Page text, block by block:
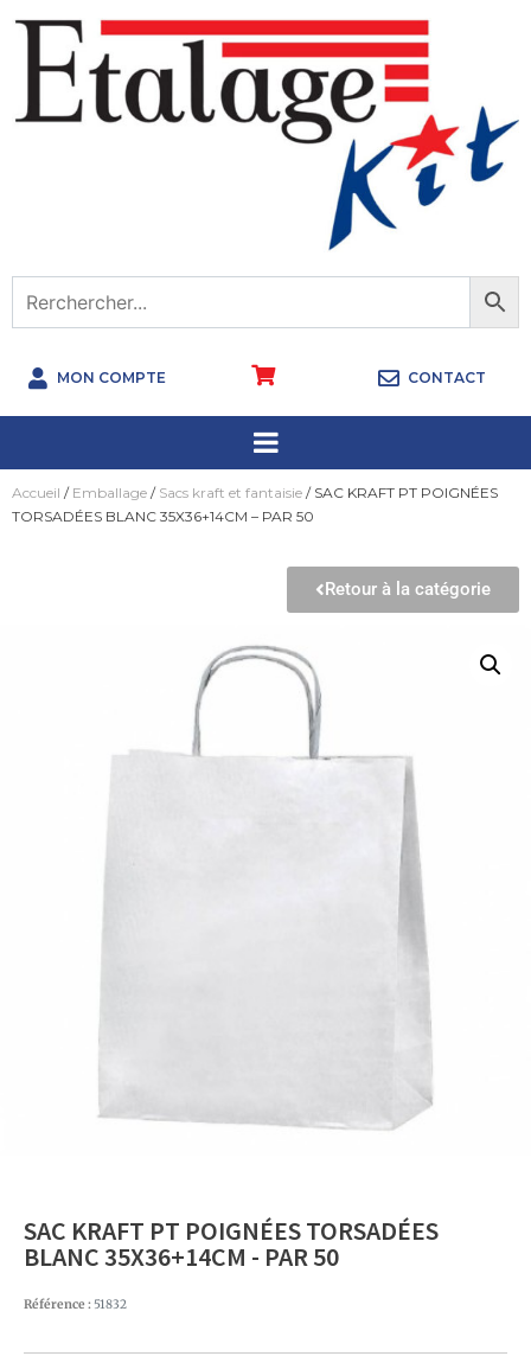
MON COMPTE CONTACT
Accueil / Emballage / Sacs kraft et fantaisie / SAC KRAFT PT POIGNÉES
TORSADÉES BLANC 35X36+14CM – PAR 50
Retour à la catégorie
SAC KRAFT PT POIGNÉES TORSADÉES
BLANC 35X36+14CM - PAR 50
Référence :51832